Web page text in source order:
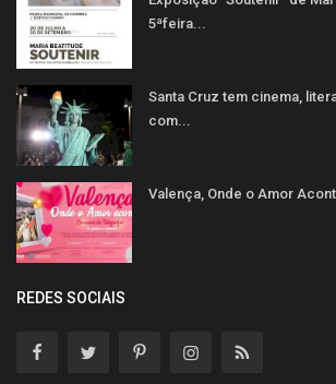
5ªfeira...
Santa Cruz tem cinema,
com...
Valença, Onde o Amor
REDES SOCIAIS